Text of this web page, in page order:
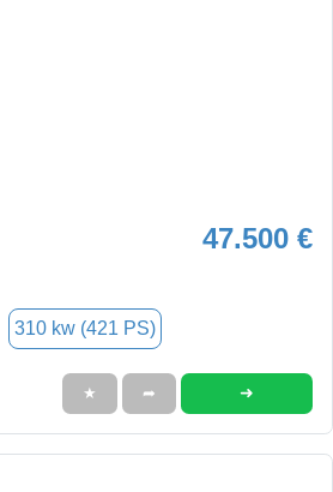
47.500 €
310 kw (421 PS)
★ ➦ ➜